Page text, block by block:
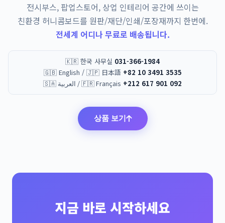
전시부스, 팝업스토어, 상업 인테리어 공간에 쓰이는
친환경 허니콤보드를 원판/재단/인쇄/포장재까지 한번에.
전세계 어디나 무료로 배송됩니다.
🇰🇷 한국 사무실 031-366-1984
🇬🇧 English / 🇯🇵 日本語 +82 10 3491 3535
🇸🇦 العربية / 🇫🇷 Français +212 617 901 092
상품 보기
지금 바로 시작하세요